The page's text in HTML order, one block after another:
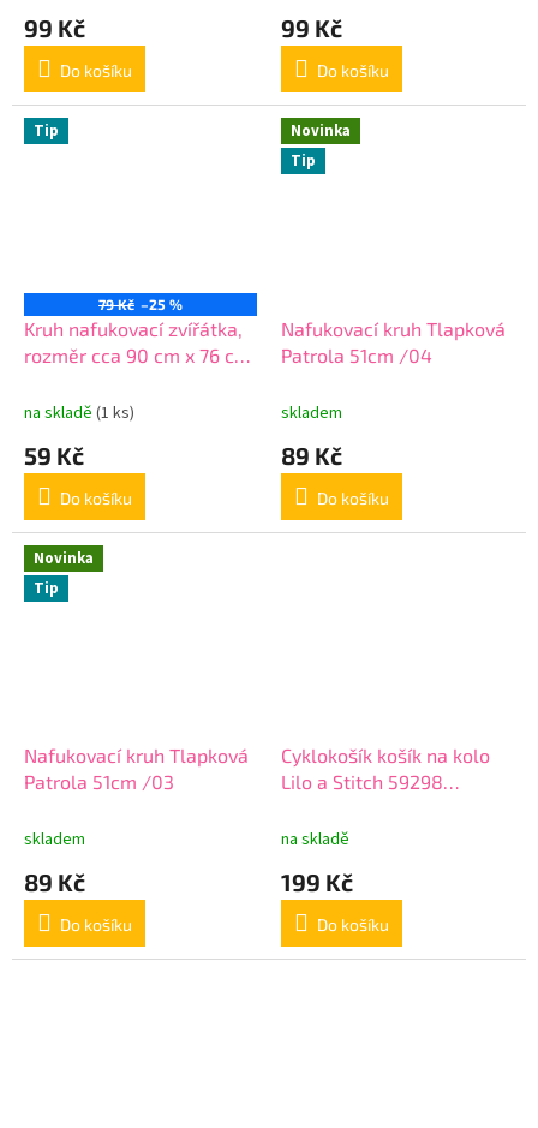
99 Kč
Do košíku
99 Kč
Do košíku
Tip
79 Kč –25 %
Kruh nafukovací zvířátka,
rozměr cca 90 cm x 76 cm
na skladě (1 ks)
59 Kč
Do košíku
Novinka
Tip
Nafukovací kruh Tlapková
Patrola 51cm /04
skladem
89 Kč
Do košíku
Novinka
Tip
Nafukovací kruh Tlapková
Patrola 51cm /03
skladem
89 Kč
Do košíku
Cyklokošík košík na kolo
Lilo a Stitch 59298
na skladě
199 Kč
Do košíku